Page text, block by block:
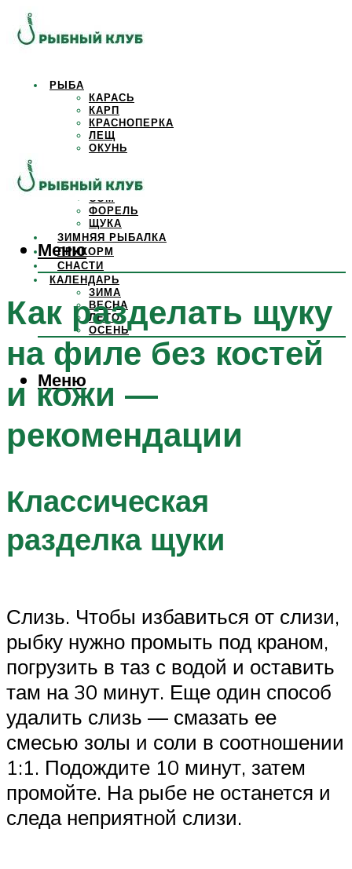
РЫБА
КАРАСЬ
КАРП
КРАСНОПЕРКА
ЛЕЩ
ОКУНЬ
САЗАН
СОМ
ФОРЕЛЬ
ЩУКА
ЗИМНЯЯ РЫБАЛКА
ПРИКОРМ
СНАСТИ
КАЛЕНДАРЬ
ЗИМА
ВЕСНА
ЛЕТО
ОСЕНЬ
Меню
Меню
Как разделать щуку
на филе без костей
и кожи —
рекомендации
Классическая
разделка щуки
Слизь. Чтобы избавиться от слизи,
рыбку нужно промыть под краном,
погрузить в таз с водой и оставить
там на 30 минут. Еще один способ
удалить слизь — смазать ее
смесью золы и соли в соотношении
1:1. Подождите 10 минут, затем
промойте. На рыбе не останется и
следа неприятной слизи.